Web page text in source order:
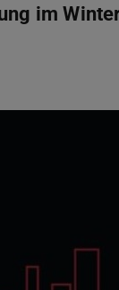
im